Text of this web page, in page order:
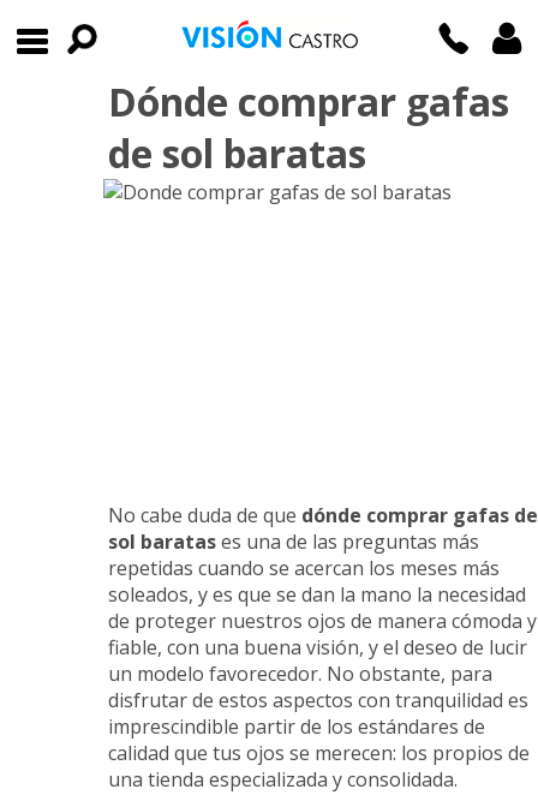
Dónde comprar gafas
de sol baratas
No cabe duda de que dónde comprar gafas de
sol baratases una de las preguntas más
repetidas cuando se acercan los meses más
soleados, y es que se dan la mano la necesidad
de proteger nuestros ojos de manera cómoda y
fiable, con una buena visión, y el deseo de lucir
un modelo favorecedor. No obstante, para
disfrutar de estos aspectos con tranquilidad es
imprescindible partir de los estándares de
calidad que tus ojos se merecen: los propios de
una tienda especializada y consolidada.